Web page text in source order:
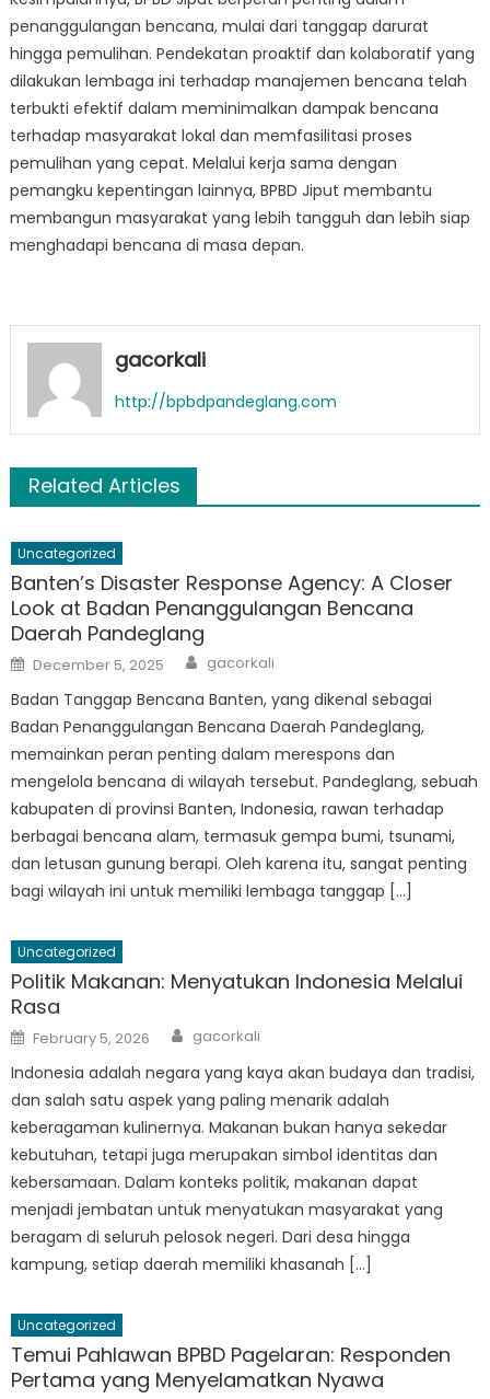
penanggulangan bencana, mulai dari tanggap darurat
hingga pemulihan. Pendekatan proaktif dan kolaboratif yang
dilakukan lembaga ini terhadap manajemen bencana telah
terbukti efektif dalam meminimalkan dampak bencana
terhadap masyarakat lokal dan memfasilitasi proses
pemulihan yang cepat. Melalui kerja sama dengan
pemangku kepentingan lainnya, BPBD Jiput membantu
membangun masyarakat yang lebih tangguh dan lebih siap
menghadapi bencana di masa depan.
gacorkali
http://bpbdpandeglang.com
Related Articles
Uncategorized
Banten’s Disaster Response Agency: A Closer
Look at Badan Penanggulangan Bencana
Daerah Pandeglang
Posted
on
December 5, 2025 Author
gacorkali
Badan Tanggap Bencana Banten, yang dikenal sebagai
Badan Penanggulangan Bencana Daerah Pandeglang,
memainkan peran penting dalam merespons dan
mengelola bencana di wilayah tersebut. Pandeglang, sebuah
kabupaten di provinsi Banten, Indonesia, rawan terhadap
berbagai bencana alam, termasuk gempa bumi, tsunami,
dan letusan gunung berapi. Oleh karena itu, sangat penting
bagi wilayah ini untuk memiliki lembaga tanggap […]
Uncategorized
Politik Makanan: Menyatukan Indonesia Melalui
Rasa
Posted
on
February 5, 2026 Author
gacorkali
Indonesia adalah negara yang kaya akan budaya dan tradisi,
dan salah satu aspek yang paling menarik adalah
keberagaman kulinernya. Makanan bukan hanya sekedar
kebutuhan, tetapi juga merupakan simbol identitas dan
kebersamaan. Dalam konteks politik, makanan dapat
menjadi jembatan untuk menyatukan masyarakat yang
beragam di seluruh pelosok negeri. Dari desa hingga
kampung, setiap daerah memiliki khasanah […]
Uncategorized
Temui Pahlawan BPBD Pagelaran: Responden
Pertama yang Menyelamatkan Nyawa